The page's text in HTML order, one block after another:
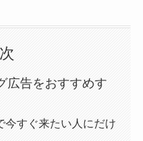
広告をおすすめす
今すぐ来たい人にだけ